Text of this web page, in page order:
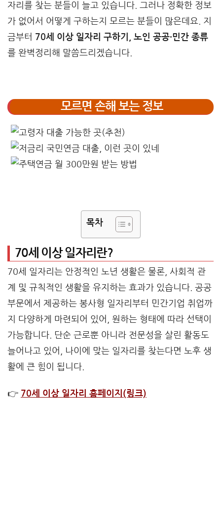
자리를 찾는 분들이 늘고 있습니다. 그러나 정확한 정보
가 없어서 어떻게 구하는지 모르는 분들이 많은데요. 지
금부터 70세 이상 일자리 구하기, 노인 공공·민간 종류
를 완벽정리해 말씀드리겠습니다.
모르면 손해 보는 정보
목차
70세 이상 일자리란?
70세 일자리는 안정적인 노년 생활은 물론, 사회적 관
계 및 규칙적인 생활을 유지하는 효과가 있습니다. 공공
부문에서 제공하는 봉사형 일자리부터 민간기업 취업까
지 다양하게 마련되어 있어, 원하는 형태에 따라 선택이
가능합니다. 단순 근로뿐 아니라 전문성을 살린 활동도
늘어나고 있어, 나이에 맞는 일자리를 찾는다면 노후 생
활에 큰 힘이 됩니다.
👉 70세 이상 일자리 홈페이지(링크)